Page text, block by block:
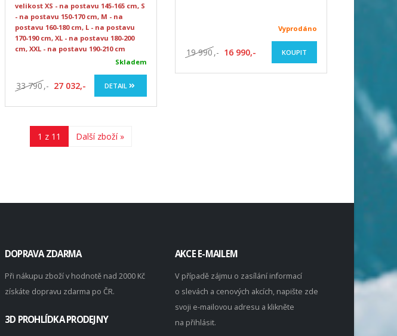
velikost XS - na postavu 145-165 cm, S
- na postavu 150-170 cm, M - na
postavu 160-180 cm, L - na postavu
170-190 cm, XL - na postavu 180-200
cm, XXL - na postavu 190-210 cm
Skladem
33 790 ,- 27 032,- DETAIL
Vyprodáno
19 990 ,- 16 990,- KOUPIT
1 z 11 Další zboží »
DOPRAVA ZDARMA
Při nákupu zboží v hodnotě nad 2000 Kč
získáte dopravu zdarma po ČR.
3D PROHLÍDKA PRODEJNY
AKCE E-MAILEM
V případě zájmu o zasílání informací
o slevách a cenových akcích, napište zde
svoji e-mailovou adresu a klikněte
na přihlásit.